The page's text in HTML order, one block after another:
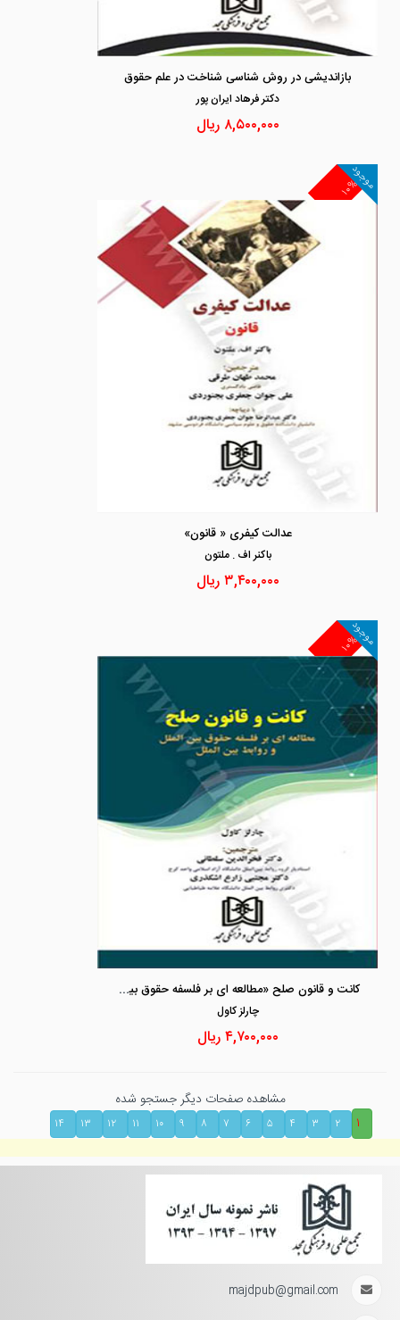
بازاندیشی در روش شناسی شناخت در علم حقوق
دكتر فرهاد ايران پور
۸,۵۰۰,۰۰۰ ریال
۱۰%
موجود
عدالت کیفری « قانون»
باكنر اف . ملتون
۳,۴۰۰,۰۰۰ریال
۱۰%
موجود
کانت و قانون صلح «مطالعه ای بر فلسفه حقوق بین الملل و روابط بین الملل»
چارلز كاول
۴,۷۰۰,۰۰۰ریال
مشاهده صفحات دیگر جستجو شده
۱
۲ ۳ ۴ ۵ ۶ ۷ ۸ ۹ ۱۰ ۱۱ ۱۲ ۱۳ ۱۴
majdpub@gmail.com